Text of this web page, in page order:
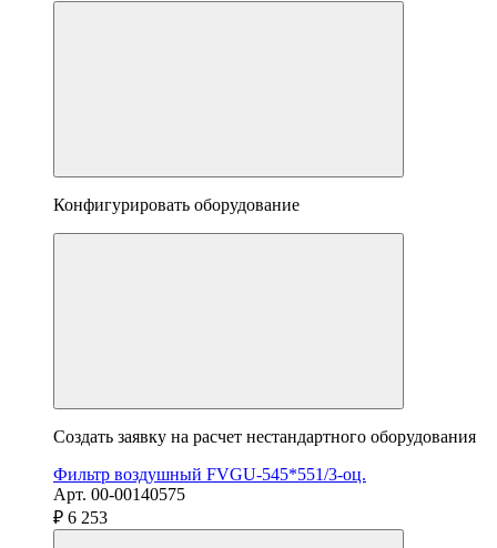
Конфигурировать оборудование
Создать заявку на расчет нестандартного оборудования
Фильтр воздушный FVGU-545*551/3-оц.
Арт. 00-00140575
₽ 6 253